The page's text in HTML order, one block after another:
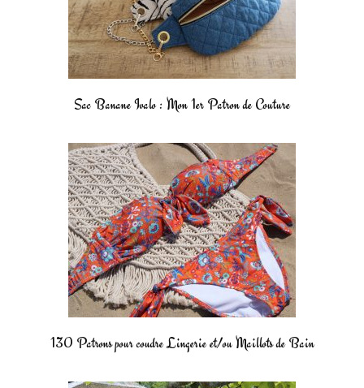
Sac Banane Ivalo : Mon 1er Patron de Couture
130 Patrons pour coudre Lingerie et/ou Maillots de Bain